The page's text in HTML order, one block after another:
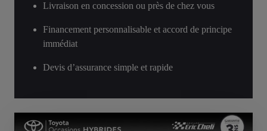
Livraison en concession ou près de chez vous
Financement personnalisable et accord de principe
immédiat
Devis d’assurance simple et rapide